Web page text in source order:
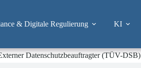
& Digitale Regulierung KI
Datenschutzbeauftragter (TÜV-DSB)